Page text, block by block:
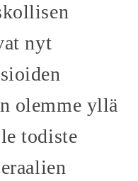
nyt
olemme yllä
todiste